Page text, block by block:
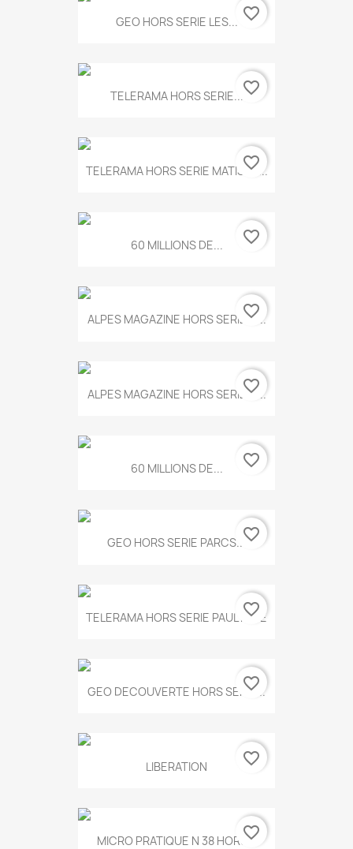
GEO HORS SERIE LES... favorite_border
TELERAMA HORS SERIE...favorite_border
TELERAMA HORS SERIE MATISSE...
favorite_border
60 MILLIONS DE... favorite_border
ALPES MAGAZINE HORS SERIE N...
favorite_border
ALPES MAGAZINE HORS SERIE N...
favorite_border
60 MILLIONS DE... favorite_border
GEO HORS SERIE PARCS...favorite_border
TELERAMA HORS SERIE PAUL KLEE
favorite_border
GEO DECOUVERTE HORS SERIE...
favorite_border
LIBERATION favorite_border
MICRO PRATIQUE N 38 HORS...
favorite_border